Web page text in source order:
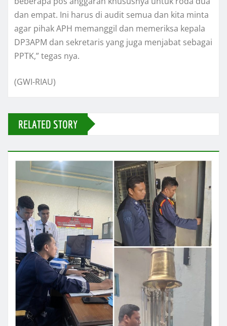
dan empat. Ini harus di audit semua dan kita minta
agar pihak APH memanggil dan memeriksa kepala
DP3APM dan sekretaris yang juga menjabat sebagai
PPTK,” tegas nya.
(GWI-RIAU)
RELATED STORY